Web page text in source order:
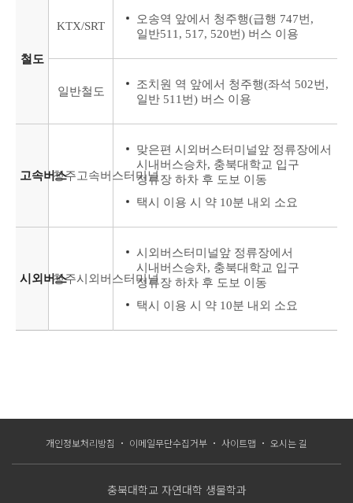
철도
KTX/SRT
오송역 앞에서 청주행(급행 747번,
일반511, 517, 520번) 버스 이용
일반철도
조치원 역 앞에서 청주행(좌석 502번,
일반 511번) 버스 이용
고속버스청주고속버스터미널
맞은편 시외버스터미널앞 정류장에서
시내버스승차, 충북대학교 입구
정류장 하차 후 도보 이동
택시 이용 시 약 10분 내외 소요
시외버스청주시외버스터미널
시외버스터미널앞 정류장에서
시내버스승차, 충북대학교 입구
정류장 하차 후 도보 이동
택시 이용 시 약 10분 내외 소요
개인정보처리방침 이메일무단수집거부 사이트맵 오시는 길
충북대학교 자연대학 생물학과